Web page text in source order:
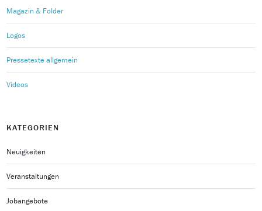
Magazin & Folder
Logos
Pressetexte allgemein
Videos
KATEGORIEN
Neuigkeiten
Veranstaltungen
Jobangebote